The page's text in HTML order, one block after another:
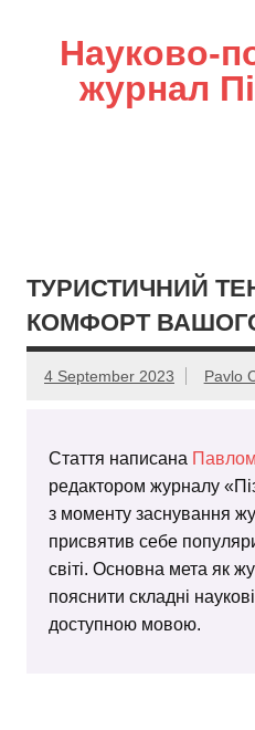
Науково-
журнал
ТУРИСТИЧНИЙ
КОМФОРТ
4 September 2023 Pavlo
Стаття написана
редактором журналу
з моменту заснування
присвятив себе
світі. Основна мета як
пояснити складні
доступною мовою.